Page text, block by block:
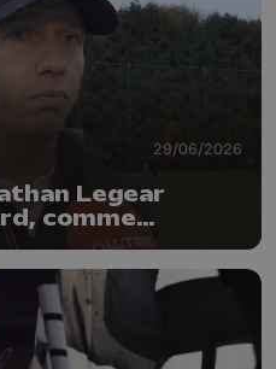
29/06/2026
Legear
comme